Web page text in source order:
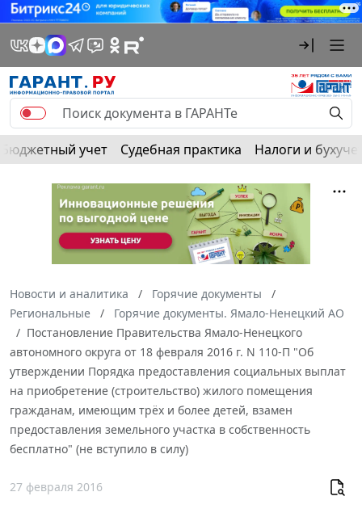
Бюджетный учет Судебная практика Налоги и
Новости и аналитика
Горячие документы
Региональные
Горячие документы. Ямало-Ненецкий АО
Постановление Правительства Ямало-Ненецкого
автономного округа от 18 февраля 2016 г. N 110-П "Об
утверждении Порядка предоставления социальных выплат
на приобретение (строительство) жилого помещения
гражданам, имеющим трёх и более детей, взамен
предоставления земельного участка в собственность
бесплатно" (не вступило в силу)
27 февраля 2016